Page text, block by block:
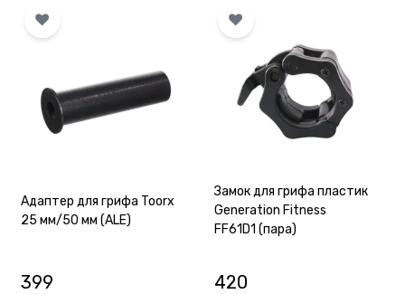
Адаптер для грифа Toorx
25 мм/50 мм (ALE)
399
Замок для грифа пластик
Generation Fitness
FF61D1 (пара)
420